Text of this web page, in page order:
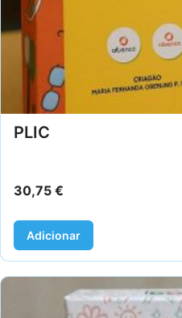
PLIC
30,75 €
Adicionar